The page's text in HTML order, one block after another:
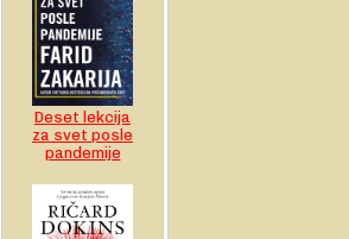
Deset lekcija
za svet posle
pandemije